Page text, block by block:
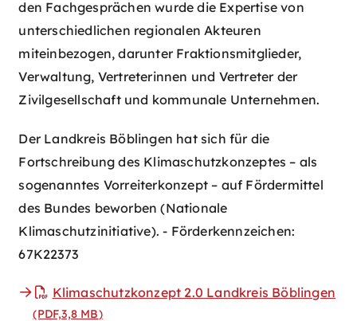
den Fachgesprächen wurde die Expertise von
unterschiedlichen regionalen Akteuren
miteinbezogen, darunter Fraktionsmitglieder,
Verwaltung, Vertreterinnen und Vertreter der
Zivilgesellschaft und kommunale Unternehmen.
Der Landkreis Böblingen hat sich für die
Fortschreibung des Klimaschutzkonzeptes – als
sogenanntes Vorreiterkonzept – auf Fördermittel
des Bundes beworben (Nationale
Klimaschutzinitiative). - Förderkennzeichen:
67K22373
Klimaschutzkonzept 2.0 Landkreis Böblingen
(PDF,3,8 MB)